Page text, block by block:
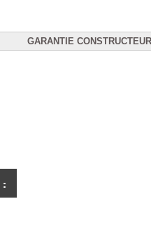
GARANTIE CONSTRUCTEUR
: